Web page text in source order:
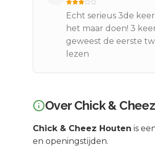
Echt serieus 3de
het maar doen! 3
geweest de eerste
lezen
OverChick &
Chick & Cheez Houten is
en openingstijden.